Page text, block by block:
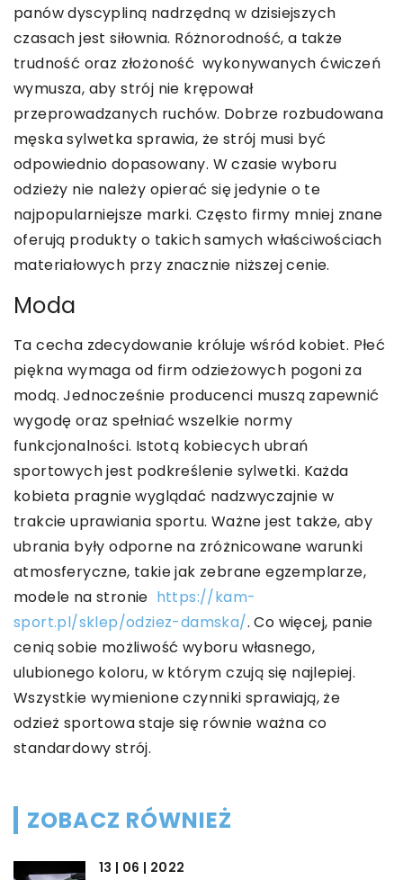
panów dyscypliną nadrzędną w dzisiejszych
czasach jest siłownia. Różnorodność, a także
trudność oraz złożoność wykonywanych ćwiczeń
wymusza, aby strój nie krępował
przeprowadzanych ruchów. Dobrze rozbudowana
męska sylwetka sprawia, że strój musi być
odpowiednio dopasowany. W czasie wyboru
odzieży nie należy opierać się jedynie o te
najpopularniejsze marki. Często firmy mniej znane
oferują produkty o takich samych właściwościach
materiałowych przy znacznie niższej cenie.
Moda
Ta cecha zdecydowanie króluje wśród kobiet. Płeć
piękna wymaga od firm odzieżowych pogoni za
modą. Jednocześnie producenci muszą zapewnić
wygodę oraz spełniać wszelkie normy
funkcjonalności. Istotą kobiecych ubrań
sportowych jest podkreślenie sylwetki. Każda
kobieta pragnie wyglądać nadzwyczajnie w
trakcie uprawiania sportu. Ważne jest także, aby
ubrania były odporne na zróżnicowane warunki
atmosferyczne, takie jak zebrane egzemplarze,
modele na stronie https://kam-
sport.pl/sklep/odziez-damska/. Co więcej, panie
cenią sobie możliwość wyboru własnego,
ulubionego koloru, w którym czują się najlepiej.
Wszystkie wymienione czynniki sprawiają, że
odzież sportowa staje się równie ważna co
standardowy strój.
ZOBACZ RÓWNIEŻ
13 | 06 | 2022